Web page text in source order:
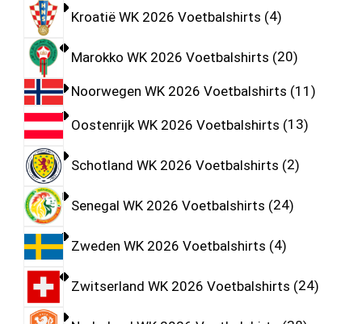
Kroatië WK 2026 Voetbalshirts 4
Marokko WK 2026 Voetbalshirts 20
Noorwegen WK 2026 Voetbalshirts 11
Oostenrijk WK 2026 Voetbalshirts 13
Schotland WK 2026 Voetbalshirts 2
Senegal WK 2026 Voetbalshirts 24
Zweden WK 2026 Voetbalshirts 4
Zwitserland WK 2026 Voetbalshirts 24